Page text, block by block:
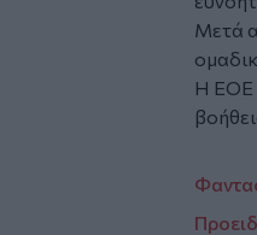
Μετά
Η ΕΟΕ